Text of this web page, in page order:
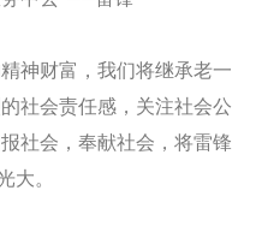
财富，我们将继承老一
社会责任感，关注社会公
社会，奉献社会，将雷锋
大。